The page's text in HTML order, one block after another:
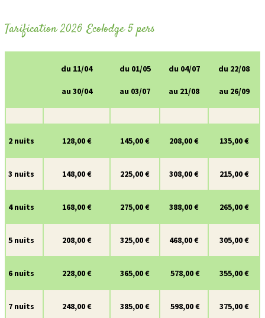
Tarification 2026 Ecolodge 5 pers
du 11/04
au 30/04
du 01/05
au 03/07
du 04/07
au 21/08
du 22/08
au 26/09
2 nuits 128,00 € 145,00 € 208,00 € 135,00 €
3 nuits 148,00 € 225,00 € 308,00 € 215,00 €
4 nuits 168,00 € 275,00 € 388,00 € 265,00 €
5 nuits 208,00 € 325,00 € 468,00 € 305,00 €
6 nuits 228,00 € 365,00 € 578,00 € 355,00 €
7 nuits 248,00 € 385,00 € 598,00 € 375,00 €